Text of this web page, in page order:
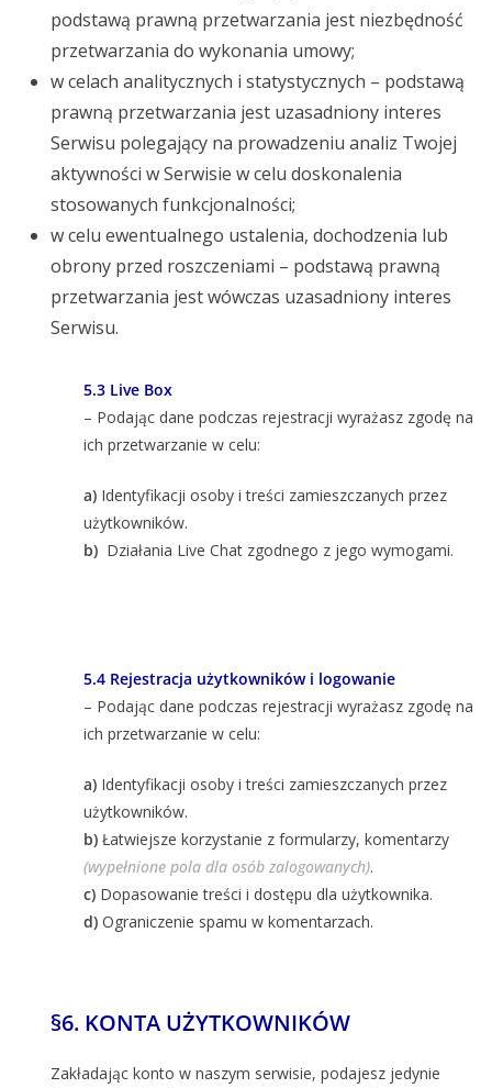
podstawą prawną przetwarzania jest niezbędność
przetwarzania do wykonania umowy;
w celach analitycznych i statystycznych – podstawą
prawną przetwarzania jest uzasadniony interes
Serwisu polegający na prowadzeniu analiz Twojej
aktywności w Serwisie w celu doskonalenia
stosowanych funkcjonalności;
w celu ewentualnego ustalenia, dochodzenia lub
obrony przed roszczeniami – podstawą prawną
przetwarzania jest wówczas uzasadniony interes
Serwisu.
5.3 Live Box
– Podając dane podczas rejestracji wyrażasz zgodę na
ich przetwarzanie w celu:
a) Identyfikacji osoby i treści zamieszczanych przez
użytkowników.
b) Działania Live Chat zgodnego z jego wymogami.
5.4 Rejestracja użytkowników i logowanie
– Podając dane podczas rejestracji wyrażasz zgodę na
ich przetwarzanie w celu:
a) Identyfikacji osoby i treści zamieszczanych przez
użytkowników.
b) Łatwiejsze korzystanie z formularzy, komentarzy
(wypełnione pola dla osób zalogowanych).
c) Dopasowanie treści i dostępu dla użytkownika.
d) Ograniczenie spamu w komentarzach.
§6. KONTA UŻYTKOWNIKÓW
Zakładając konto w naszym serwisie, podajesz jedynie